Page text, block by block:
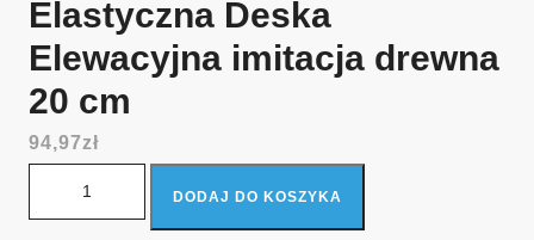
Elastyczna Deska
Elewacyjna imitacja drewna
20 cm
94,97zł
DODAJ DO KOSZYKA